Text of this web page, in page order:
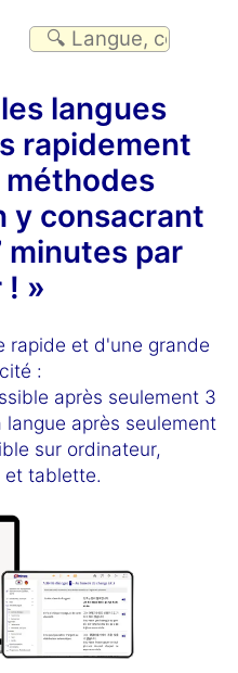
langues
rapidement
méthodes
y consacrant
minutes par
! »
rapide et d'une grande
:
après seulement 3
après seulement
sur ordinateur,
et tablette.